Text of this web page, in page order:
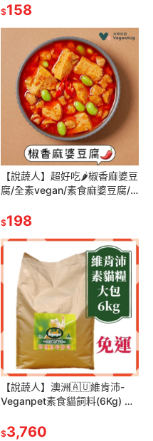
凍素食料理/素食年菜
$158
【說蔬人】超好吃🌶️椒香麻婆豆
腐/全素vegan/素食麻婆豆腐/
veganhug
$198
【說蔬人】澳洲🇦🇺維肯沛-
Veganpet素食貓飼料(6Kg) 全
糧/素食貓飼料/素食貓
$3,760